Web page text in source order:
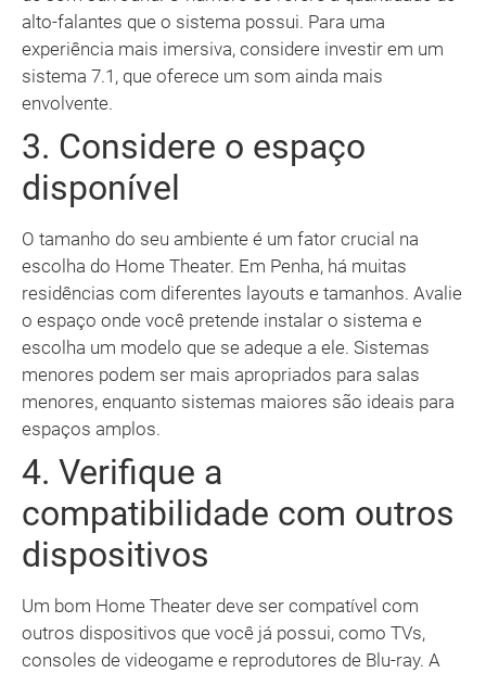
alto-falantes que o sistema possui. Para uma
experiência mais imersiva, considere investir em um
sistema 7.1, que oferece um som ainda mais
envolvente.
3. Considere o espaço
disponível
O tamanho do seu ambiente é um fator crucial na
escolha do Home Theater. Em Penha, há muitas
residências com diferentes layouts e tamanhos. Avalie
o espaço onde você pretende instalar o sistema e
escolha um modelo que se adeque a ele. Sistemas
menores podem ser mais apropriados para salas
menores, enquanto sistemas maiores são ideais para
espaços amplos.
4. Verifique a
compatibilidade com outros
dispositivos
Um bom Home Theater deve ser compatível com
outros dispositivos que você já possui, como TVs,
consoles de videogame e reprodutores de Blu-ray. A